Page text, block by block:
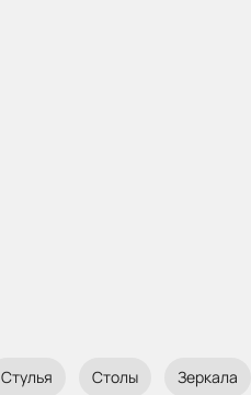
Стулья Столы Зеркала